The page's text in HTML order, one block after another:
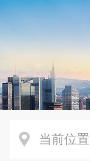
当前位置